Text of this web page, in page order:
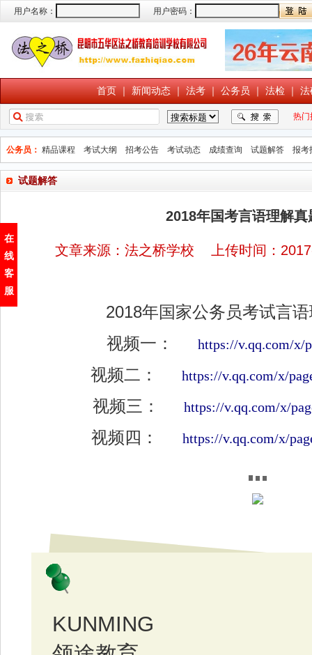
在
线
客
服
用户名称： 用户密码：
首页｜新闻动态｜法考｜公务员｜法检｜法
热
公务员： 精品课程 考试大纲 招考公告 考试动态 成绩查询 试题解答 报考
试题解答
2018年国考言语理解真
文章来源：法之桥学校 上传时间：
2018年国家公务员考试言
视频一： https://v.qq.com/x/
视频二： https://v.qq.com/x/
视频三： https://v.qq.com/x/
视频四： https://v.qq.com/x/
KUNMING